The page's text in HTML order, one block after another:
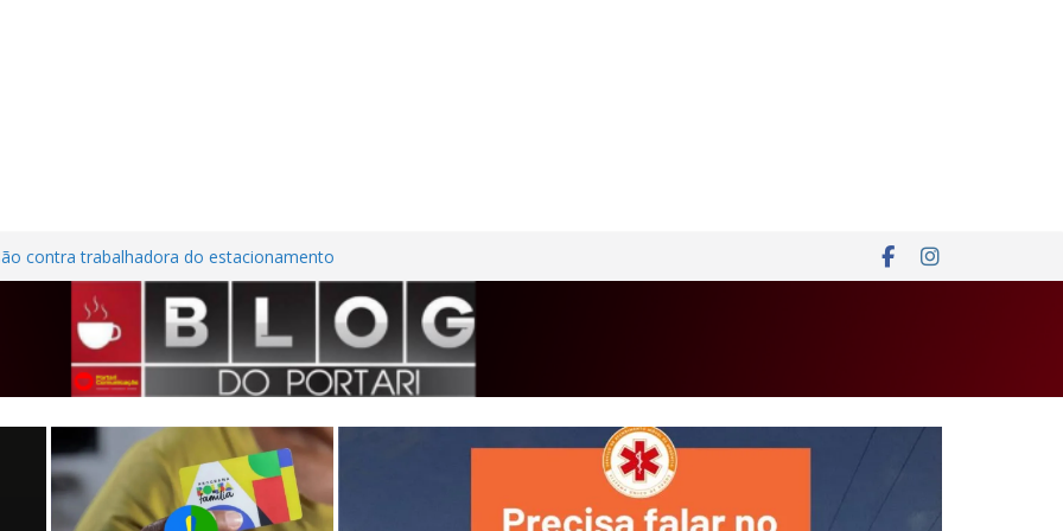
contra trabalhadora do estacionamento
em Frutal
Nordestina
casa desabitada e furtam bicicleta,
no Centro de Frutal
em investimentos, obras de melhoria
seguem em ritmo avançado